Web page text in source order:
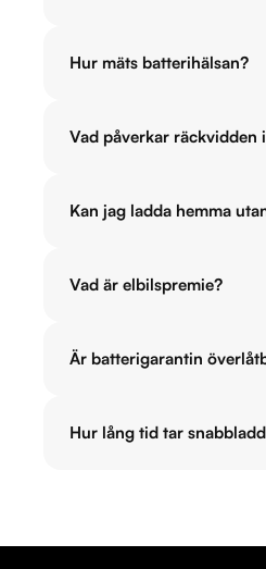
Hur mäts batterihälsan?
Vad påverkar räckvidden
Kan jag ladda hemma
Vad är elbilspremie?
Är batterigarantin
Hur lång tid tar